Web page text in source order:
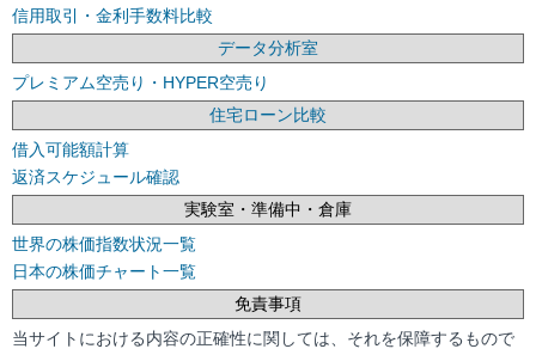
信用取引・金利手数料比較
データ分析室
プレミアム空売り・HYPER空売り
住宅ローン比較
借入可能額計算
返済スケジュール確認
実験室・準備中・倉庫
世界の株価指数状況一覧
日本の株価チャート一覧
免責事項
当サイトにおける内容の正確性に関しては、それを保障するもので